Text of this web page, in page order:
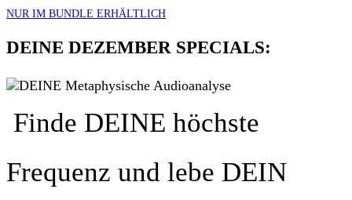
NUR IM BUNDLE ERHÄLTLICH
DEINE DEZEMBER SPECIALS:
DEINE Metaphysische Audioanalyse
Finde DEINE höchste
Frequenz und lebe DEIN